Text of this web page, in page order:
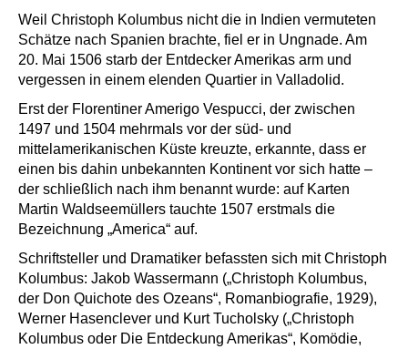
Weil Christoph Kolumbus nicht die in Indien vermuteten
Schätze nach Spanien brachte, fiel er in Ungnade. Am
20. Mai 1506 starb der Entdecker Amerikas arm und
vergessen in einem elenden Quartier in Valladolid.
Erst der Florentiner Amerigo Vespucci, der zwischen
1497 und 1504 mehrmals vor der süd- und
mittelamerikanischen Küste kreuzte, erkannte, dass er
einen bis dahin unbekannten Kontinent vor sich hatte –
der schließlich nach ihm benannt wurde: auf Karten
Martin Waldseemüllers tauchte 1507 erstmals die
Bezeichnung „America“ auf.
Schriftsteller und Dramatiker befassten sich mit Christoph
Kolumbus: Jakob Wassermann („Christoph Kolumbus,
der Don Quichote des Ozeans“, Romanbiografie, 1929),
Werner Hasenclever und Kurt Tucholsky („Christoph
Kolumbus oder Die Entdeckung Amerikas“, Komödie,